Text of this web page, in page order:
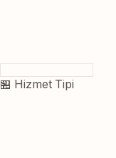
🏪 Hizmet Tipi